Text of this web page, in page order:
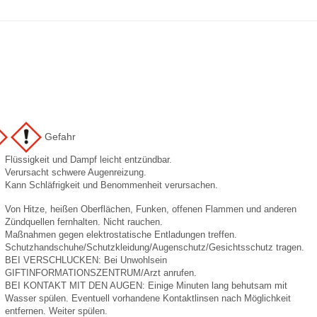
Gefahr
Flüssigkeit und Dampf leicht entzündbar.
Verursacht schwere Augenreizung.
Kann Schläfrigkeit und Benommenheit verursachen.
Von Hitze, heißen Oberflächen, Funken, offenen Flammen und anderen
Zündquellen fernhalten. Nicht rauchen.
Maßnahmen gegen elektrostatische Entladungen treffen.
Schutzhandschuhe/Schutzkleidung/Augenschutz/Gesichtsschutz tragen.
BEI VERSCHLUCKEN: Bei Unwohlsein
GIFTINFORMATIONSZENTRUM/Arzt anrufen.
BEI KONTAKT MIT DEN AUGEN: Einige Minuten lang behutsam mit
Wasser spülen. Eventuell vorhandene Kontaktlinsen nach Möglichkeit
entfernen. Weiter spülen.